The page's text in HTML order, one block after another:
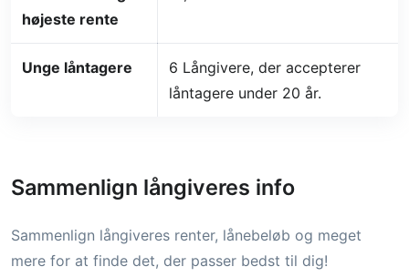
højeste rente
Unge låntagere
6 Långivere, der accepterer
låntagere under 20 år.
Sammenlign långiveres info
Sammenlign långiveres renter, lånebeløb og meget
mere for at finde det, der passer bedst til dig!